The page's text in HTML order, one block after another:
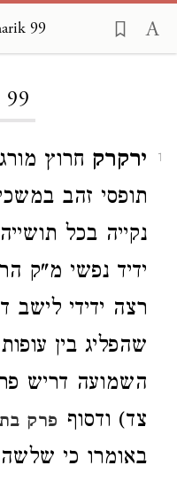
99
99
1 ירקרק חרוץ
תופסי זהב
נקייה בכל
ידיד נפשי מ"ק
רצה ידידי לישב
שהפליג בין
השמועה דריש
צד) ודסוף פרק
באומרו כי